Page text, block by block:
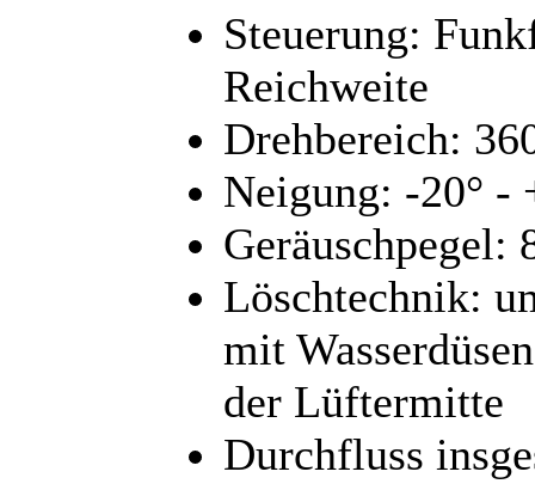
Steuerung:
Reichweite
Drehbereich:
Neigung: -20° -
Geräuschpegel:
Löschtechnik:
mit
der Lüftermitte
Durchfluss